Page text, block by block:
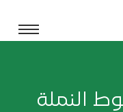
النملة